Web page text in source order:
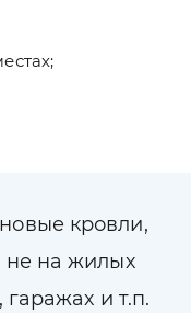
кровли,
не на жилых
и т.п.